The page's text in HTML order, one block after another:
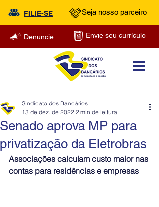
FILIE-SE Seja nosso parceiro
Denuncie Envie seu currículo
Senado aprova MP para
privatização da Eletrobras
Sindicato dos Bancários
13 de dez. de 2022 2 min de leitura
Associações calculam custo maior nas
contas para residências e empresas